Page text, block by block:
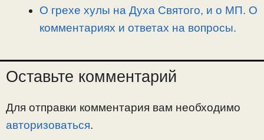
О грехе хулы на Духа Святого, и о МП. О
комментариях и ответах на вопросы.
Оставьте комментарий
Для отправки комментария вам необходимо
авторизоваться.